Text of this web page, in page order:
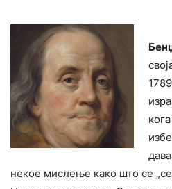
некое мислење како што се